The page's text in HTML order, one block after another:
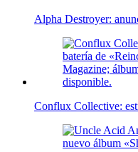
Alpha Destroyer:
Conflux Collective: